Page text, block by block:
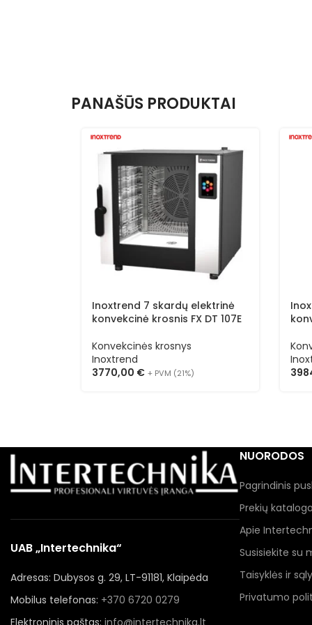
PANAŠŪS PRODUKTAI
Inoxtrend 7 skardų elektrinė
konvekcinė krosnis FX DT 107E
Konvekcinės krosnys
Inoxtrend
3770,00 € + PVM (21%)
UAB „Intertechnika“
Adresas: Dubysos g. 29, LT-91181, Klaipėda
Mobilus telefonas: +370 6720 0279
Elektroninis paštas: info@intertechnika.lt
NUORODOS
Pagrindinis
Prekių
Apie
Susisiekite su
Taisyklės ir
Privatumo